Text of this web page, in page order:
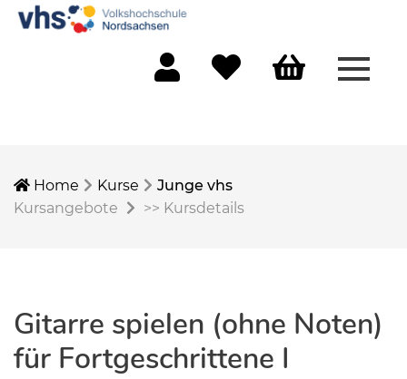
Home Kurse
Junge vhs
Kursangebote
>> Kursdetails
Gitarre spielen (ohne Noten)
für Fortgeschrittene I